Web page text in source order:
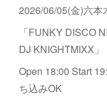
2026/06/05(金)六
「FUNKY DISCO
DJ KNIGHTMIXX」
Open 18:00 Start
ち込みOK